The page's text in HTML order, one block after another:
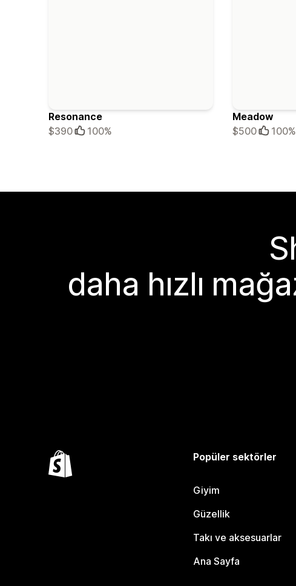
Resonance
$390
100%
Meadow
$500
100%
daha hızlı
Popüler sektörler
Giyim
Güzellik
Takı ve aksesuarlar
Ana Sayfa